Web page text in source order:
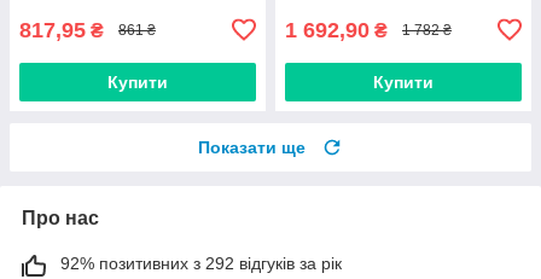
817,95 ₴ 861 ₴
Купити
1 692,90 ₴ 1 782 ₴
Купити
Показати ще
Про нас
92% позитивних з 292 відгуків за рік